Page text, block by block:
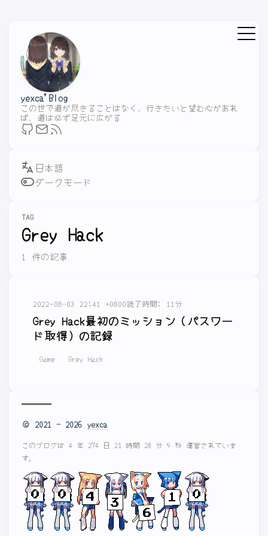
yexca'Blog
この世で道が尽きることはなく、行きたいと望む心があれ
ば、道は必ず足元に広がる
ダークモード
TAG
Grey Hack
1 件の記事
2022-08-03 22:41 +0800読了時間: 11分
Grey Hack最初のミッション（パスワー
ド取得）の記録
Game Grey Hack
© 2021 - 2026 yexca
このブログは 4 年 274 日 21 時間 28 分 9 秒 運営されていま
す。